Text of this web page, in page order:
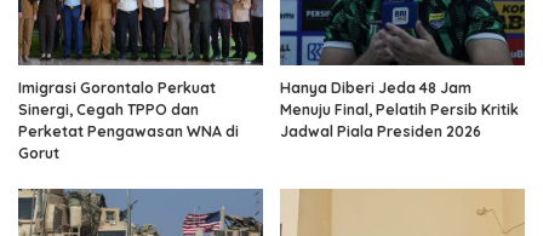
Imigrasi Gorontalo Perkuat
Sinergi, Cegah TPPO dan
Perketat Pengawasan WNA di
Gorut
Hanya Diberi Jeda 48 Jam
Menuju Final, Pelatih Persib Kritik
Jadwal Piala Presiden 2026